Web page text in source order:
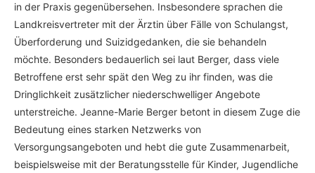
in der Praxis gegenübersehen. Insbesondere sprachen die
Landkreisvertreter mit der Ärztin über Fälle von Schulangst,
Überforderung und Suizidgedanken, die sie behandeln
möchte. Besonders bedauerlich sei laut Berger, dass viele
Betroffene erst sehr spät den Weg zu ihr finden, was die
Dringlichkeit zusätzlicher niederschwelliger Angebote
unterstreiche. Jeanne-Marie Berger betont in diesem Zuge die
Bedeutung eines starken Netzwerks von
Versorgungsangeboten und hebt die gute Zusammenarbeit,
beispielsweise mit der Beratungsstelle für Kinder, Jugendliche